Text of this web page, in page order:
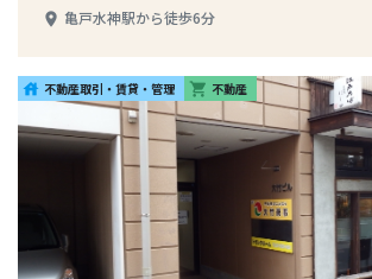
place 亀戸水神駅から徒歩6分
house 不動産取引・賃貸・管理 shopping_cart 不動産